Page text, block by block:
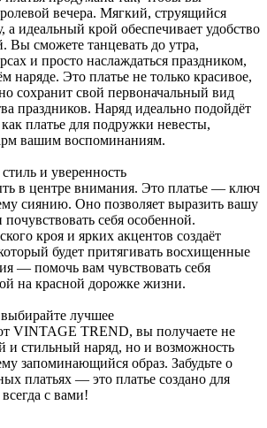
вечера. Мягкий, струящийся
а идеальный крой обеспечивает удобство
Вы сможете танцевать до утра,
и просто наслаждаться праздником,
наряде. Это платье не только красивое,
сохранит свой первоначальный вид
праздников. Наряд идеально подойдёт
платье для подружки невесты,
вашим воспоминаниям.
и уверенность
в центре внимания. Это платье — ключ
сиянию. Оно позволяет выразить вашу
себя особенной.
кроя и ярких акцентов создаёт
будет притягивать восхищенные
— помочь вам чувствовать себя
на красной дорожке жизни.
лучшее
VINTAGE TREND, вы получаете не
и стильный наряд, но и возможность
запоминающийся образ. Забудьте о
платьях — это платье создано для
с вами!